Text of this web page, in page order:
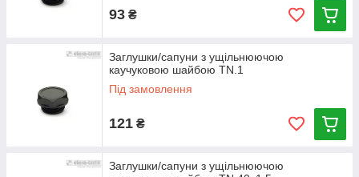
93 ₴
Заглушки/сапуни з ущільнюючою
каучуковою шайбою TN.1
Під замовлення
121 ₴
Заглушки/сапуни з ущільнюючою